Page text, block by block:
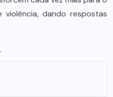
dando respostas